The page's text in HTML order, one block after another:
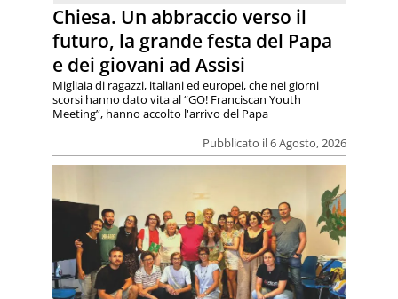
Chiesa. Un abbraccio verso il
futuro, la grande festa del Papa
e dei giovani ad Assisi
Pubblicato il 6 Agosto, 2026
Migliaia di ragazzi, italiani ed europei, che nei giorni
scorsi hanno dato vita al “GO! Franciscan Youth
Meeting”, hanno accolto l'arrivo del Papa